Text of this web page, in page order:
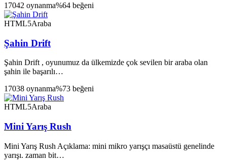
17042 oynanma%64 beğeni
HTML5Araba
Şahin Drift
Şahin Drift , oyunumuz da ülkemizde çok sevilen bir araba olan
şahin ile başarılı…
17038 oynanma%73 beğeni
HTML5Araba
Mini Yarış Rush
Mini Yarış Rush Açıklama: mini mikro yarışçı masaüstü genelinde
yarışı. zaman bit…